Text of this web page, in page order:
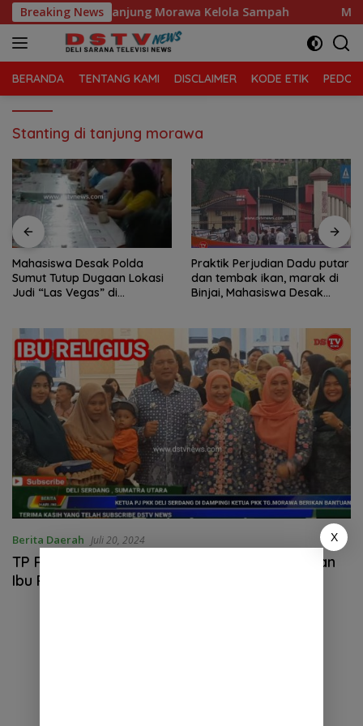
Langsung
ke
konten
Breaking News
Kecamatan Tanjung Morawa Kelola Sampah
BERANDA TENTANG KAMI DISCLAIMER KODE ETIK
Stanting di tanjung morawa
Mahasiswa Desak Polda
Sumut Tutup Dugaan Lokasi
Judi “Las Vegas” di
Praktik Perjudian Dadu putar
dan tembak ikan, marak di
Binjai, Mahasiswa Desak
Berita Daerah Juli 20, 2024
TP PKK Kabupaten Deli Serdang Sosialisasikan
Ibu Religius di Tanjung Morawa
X